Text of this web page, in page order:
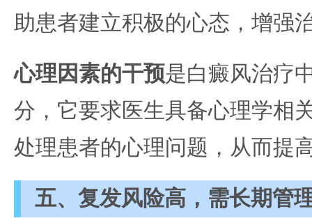
助患者建立积极的心态，增强
心理因素的干预是白癜风治疗
分，它要求医生具备心理学相
处理患者的心理问题，从而提
五、复发风险高，需长期管